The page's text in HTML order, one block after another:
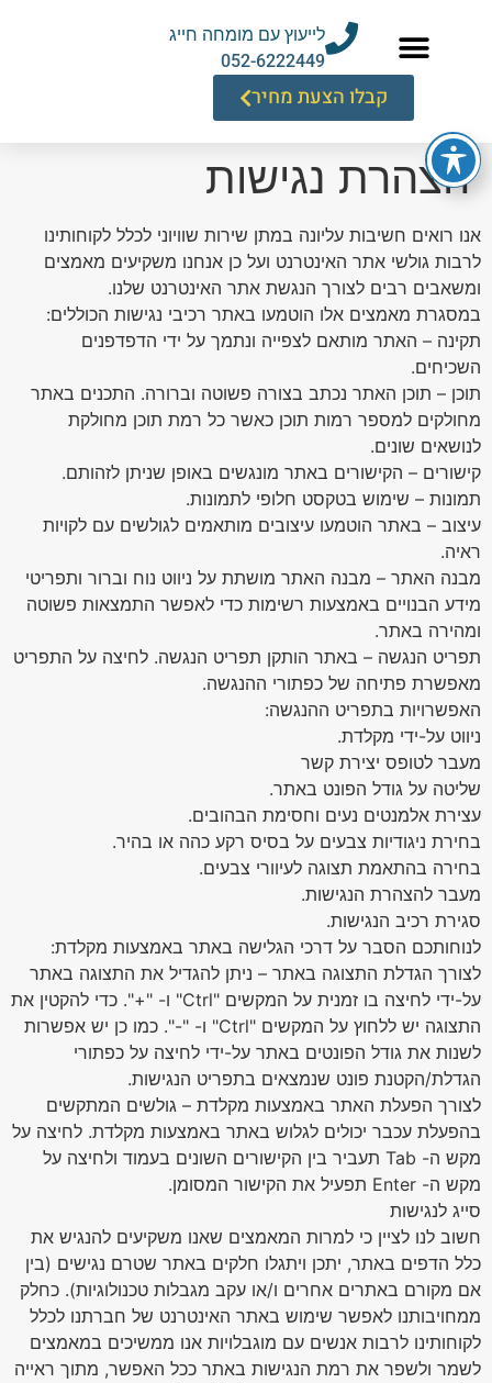
לייעוץ עם מומחה חייג
052-6222449
קבלו הצעת מחיר
הצהרת נגישות
אנו רואים חשיבות עליונה במתן שירות שוויוני לכלל לקוחותינו
לרבות גולשי אתר האינטרנט ועל כן אנחנו משקיעים מאמצים
ומשאבים רבים לצורך הנגשת אתר האינטרנט שלנו.
במסגרת מאמצים אלו הוטמעו באתר רכיבי נגישות הכוללים:
תקינה – האתר מותאם לצפייה ונתמך על ידי הדפדפנים
השכיחים.
תוכן – תוכן האתר נכתב בצורה פשוטה וברורה. התכנים באתר
מחולקים למספר רמות תוכן כאשר כל רמת תוכן מחולקת
לנושאים שונים.
קישורים – הקישורים באתר מונגשים באופן שניתן לזהותם.
תמונות – שימוש בטקסט חלופי לתמונות.
עיצוב – באתר הוטמעו עיצובים מותאמים לגולשים עם לקויות
ראיה.
מבנה האתר – מבנה האתר מושתת על ניווט נוח וברור ותפריטי
מידע הבנויים באמצעות רשימות כדי לאפשר התמצאות פשוטה
ומהירה באתר.
תפריט הנגשה – באתר הותקן תפריט הנגשה. לחיצה על התפריט
מאפשרת פתיחה של כפתורי ההנגשה.
האפשרויות בתפריט ההנגשה:
ניווט על-ידי מקלדת.
מעבר לטופס יצירת קשר
שליטה על גודל הפונט באתר.
עצירת אלמנטים נעים וחסימת הבהובים.
בחירת ניגודיות צבעים על בסיס רקע כהה או בהיר.
בחירה בהתאמת תצוגה לעיוורי צבעים.
מעבר להצהרת הנגישות.
סגירת רכיב הנגישות.
לנוחותכם הסבר על דרכי הגלישה באתר באמצעות מקלדת:
לצורך הגדלת התצוגה באתר – ניתן להגדיל את התצוגה באתר
על-ידי לחיצה בו זמנית על המקשים "Ctrl" ו- "+". כדי להקטין את
התצוגה יש ללחוץ על המקשים "Ctrl" ו- "-". כמו כן יש אפשרות
לשנות את גודל הפונטים באתר על-ידי לחיצה על כפתורי
הגדלת/הקטנת פונט שנמצאים בתפריט הנגישות.
לצורך הפעלת האתר באמצעות מקלדת – גולשים המתקשים
בהפעלת עכבר יכולים לגלוש באתר באמצעות מקלדת. לחיצה על
מקש ה- Tab תעביר בין הקישורים השונים בעמוד ולחיצה על
מקש ה- Enter תפעיל את הקישור המסומן.
סייג לנגישות
חשוב לנו לציין כי למרות המאמצים שאנו משקיעים להנגיש את
כלל הדפים באתר, יתכן ויתגלו חלקים באתר שטרם נגישים (בין
אם מקורם באתרים אחרים ו/או עקב מגבלות טכנולוגיות). כחלק
ממחויבותנו לאפשר שימוש באתר האינטרנט של חברתנו לכלל
לקוחותינו לרבות אנשים עם מוגבלויות אנו ממשיכים במאמצים
לשמר ולשפר את רמת הנגישות באתר ככל האפשר, מתוך ראייה